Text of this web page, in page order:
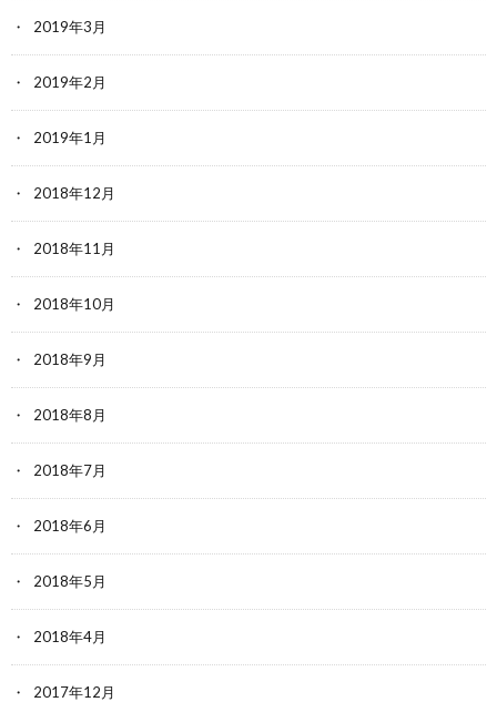
2019年3月
2019年2月
2019年1月
2018年12月
2018年11月
2018年10月
2018年9月
2018年8月
2018年7月
2018年6月
2018年5月
2018年4月
2017年12月